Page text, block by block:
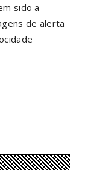
sido a
de alerta